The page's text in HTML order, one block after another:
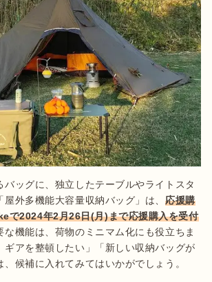
バッグに、独立したテーブルやライトスタ
屋外多機能大容量収納バッグ」は、 応援購
で2024年2月26日(月)まで応援購入を受付
な機能は、荷物のミニマム化にも役立ちま
ギアを整頓したい」「新しい収納バッグが
候補に入れてみてはいかがでしょう。